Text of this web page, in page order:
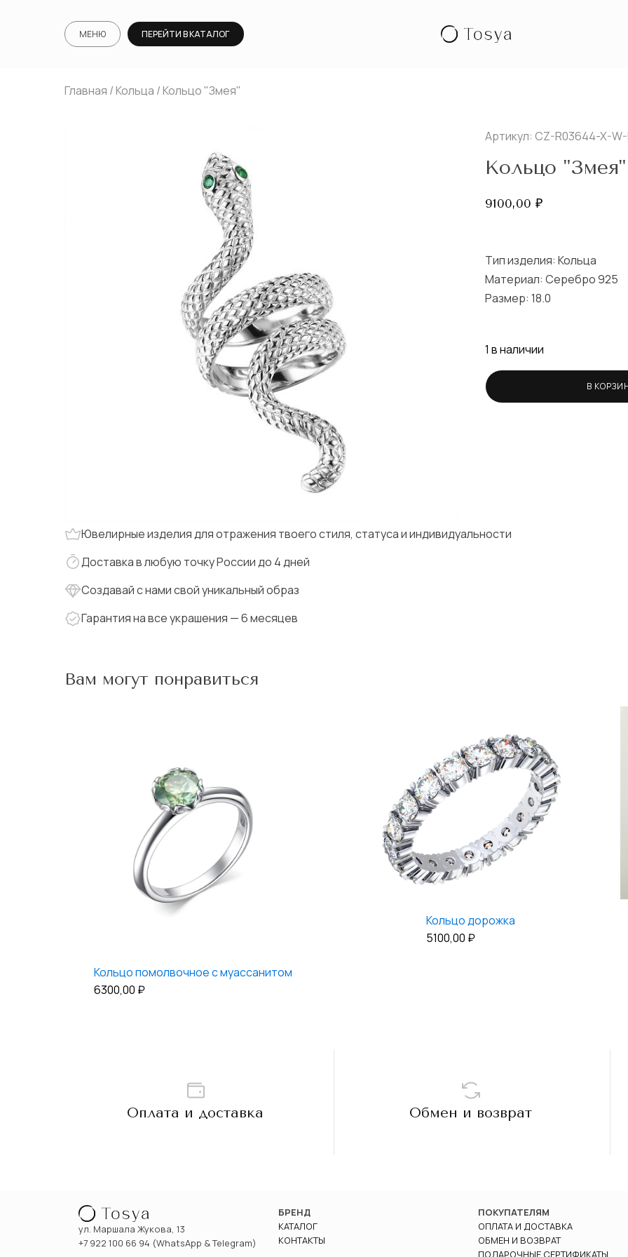
МЕНЮ ПЕРЕЙТИ В КАТАЛОГ
Главная /Кольца / Кольцо "Змея"
Артикул: CZ-R03644-X-
Кольцо "Змея"
9100,00 ₽
Тип изделия: Кольца
Материал: Серебро 925
Размер: 18.0
1 в наличии
В
Ювелирные изделия для отражения твоего стиля, статуса и индивидуальности
Доставка в любую точку России до 4 дней
Создавай с нами свой уникальный образ
Гарантия на все украшения — 6 месяцев
Вам могут понравиться
Кольцо помолвочное с муассанитом
6300,00 ₽
Кольцо дорожка
5100,00 ₽
Оплата и доставка Обмен и возврат
ул. Маршала Жукова, 13
+7 922 100 66 94 (WhatsApp & Telegram)
БРЕНД
КАТАЛОГ
КОНТАКТЫ
ПОКУПАТЕЛЯМ
ОПЛАТА И ДОСТАВКА
ОБМЕН И ВОЗВРАТ
ПОДАРОЧНЫЕ СЕРТИФИКАТЫ